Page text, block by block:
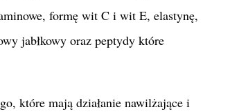
formę wit C i wit E, elastynę,
jabłkowy oraz peptydy które
które mają działanie nawilżające i